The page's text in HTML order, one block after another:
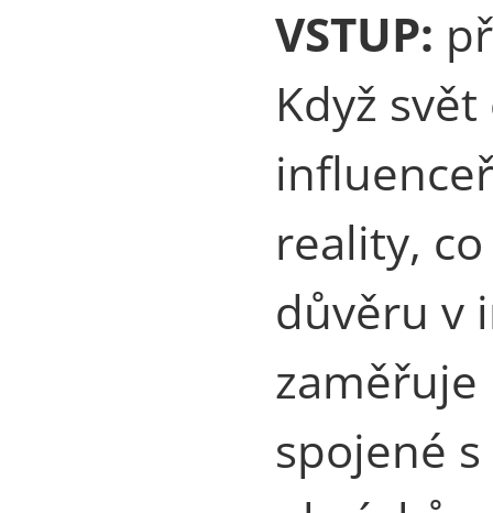
VSTUP:
Když
reality,
důvěru v
spojené